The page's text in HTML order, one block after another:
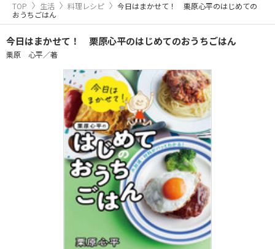
TOP 生活 料理レシピ
今日はまかせて！ 栗原心平のはじめての
おうちごはん
今日はまかせて！ 栗原心平のはじめてのおうちごはん
栗原 心平／著